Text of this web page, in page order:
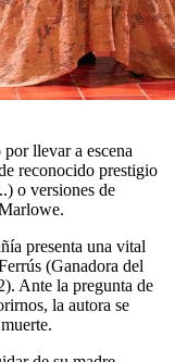
llevar a escena
reconocido prestigio
o versiones de
presenta una vital
(Ganadora del
Ante la pregunta de
la autora se